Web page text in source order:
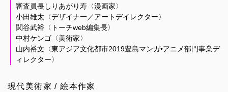
審査員長しりあがり寿〈漫画家〉
小田雄太〈デザイナ一／アートデイレクター〉
関谷武裕〈トーチweb編集長〉
中村ケンゴ〈美術家〉
山内裕文〈東アジア文化都市2019豊島マンガ•アニメ部門事業デ
ィレクター〉
現代美術家 / 絵本作家